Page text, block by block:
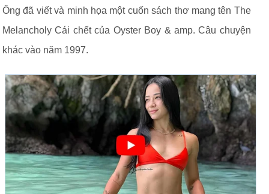
Ông đã viết và minh họa một cuốn sách thơ mang tên The
Melancholy Cái chết của Oyster Boy & amp. Câu chuyện
khác vào năm 1997.